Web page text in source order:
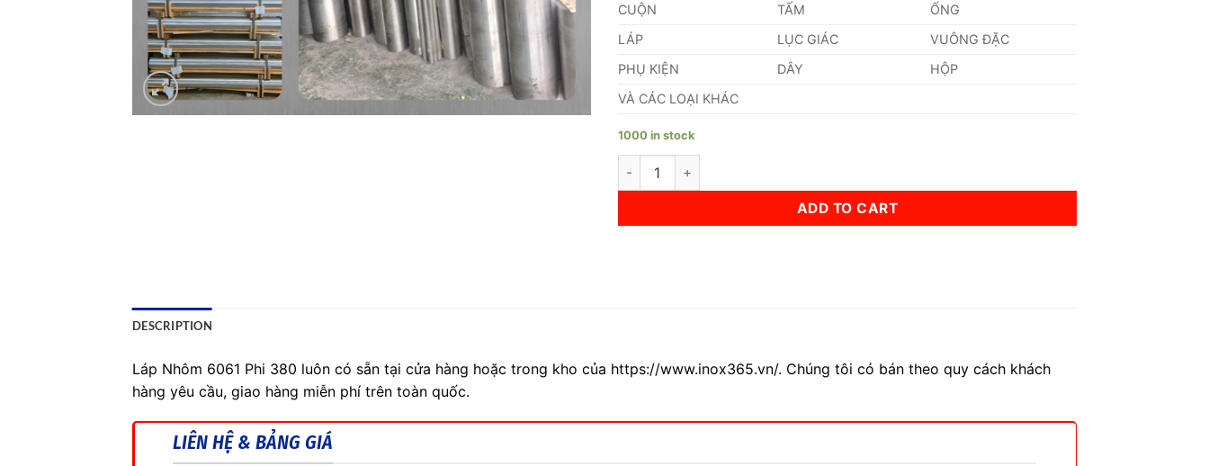
CUỘN TẤM
ỐNG
LÁP
LỤC GIÁC
VUÔNG ĐẶC
PHỤ KIỆN
DÂY
HỘP
VÀ CÁC LOẠI KHÁC
1000 in stock
Láp Nhôm 6061 Phi 380 quantity
ADD TO CART
DESCRIPTION
Láp Nhôm 6061 Phi 380 luôn có sẵn tại cửa hàng hoặc trong kho của https://www.inox365.vn/. Chúng tôi có bán theo quy cách khách
hàng yêu cầu, giao hàng miễn phí trên toàn quốc.
LIÊN HỆ & BẢNG GIÁ